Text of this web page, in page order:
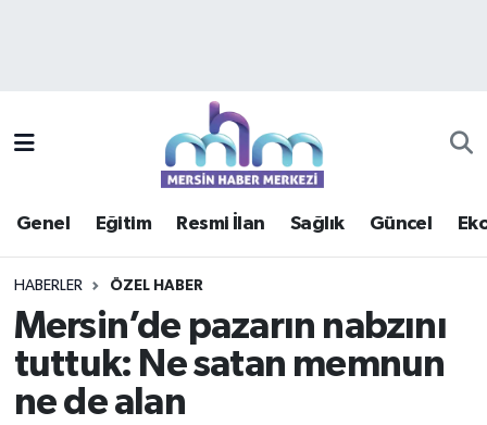
Genel Eğitim Resmi İlan Sağlık Güncel
HABERLER ÖZEL HABER
Mersin’de pazarın nabzını
tuttuk: Ne satan memnun
ne de alan
Güncel
Haberde insan
Mersin Trafik Yoğunluk Haritası
Süper Lig Puan Durumu ve Fikstür
Haber Arşivi